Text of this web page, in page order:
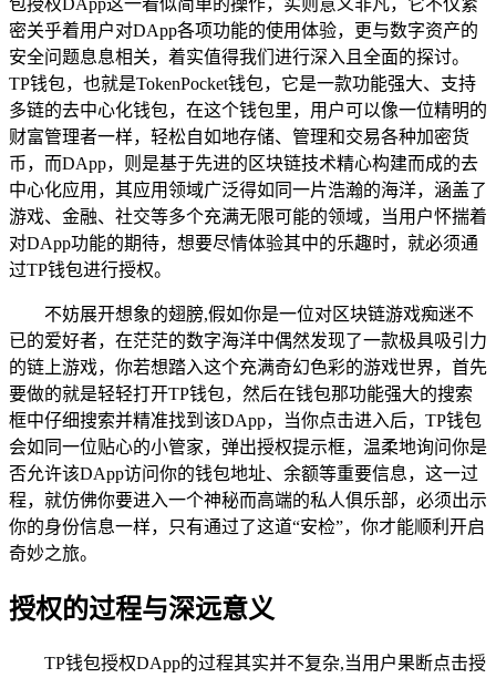
密关乎着用户对DApp各项功能的使用体验，更与数字资产的
安全问题息息相关，着实值得我们进行深入且全面的探讨。
TP钱包，也就是TokenPocket钱包，它是一款功能强大、支持
多链的去中心化钱包，在这个钱包里，用户可以像一位精明的
财富管理者一样，轻松自如地存储、管理和交易各种加密货
币，而DApp，则是基于先进的区块链技术精心构建而成的去
中心化应用，其应用领域广泛得如同一片浩瀚的海洋，涵盖了
游戏、金融、社交等多个充满无限可能的领域，当用户怀揣着
对DApp功能的期待，想要尽情体验其中的乐趣时，就必须通
过TP钱包进行授权。
不妨展开想象的翅膀,假如你是一位对区块链游戏痴迷不
已的爱好者，在茫茫的数字海洋中偶然发现了一款极具吸引力
的链上游戏，你若想踏入这个充满奇幻色彩的游戏世界，首先
要做的就是轻轻打开TP钱包，然后在钱包那功能强大的搜索
框中仔细搜索并精准找到该DApp，当你点击进入后，TP钱包
会如同一位贴心的小管家，弹出授权提示框，温柔地询问你是
否允许该DApp访问你的钱包地址、余额等重要信息，这一过
程，就仿佛你要进入一个神秘而高端的私人俱乐部，必须出示
你的身份信息一样，只有通过了这道“安检”，你才能顺利开启
奇妙之旅。
授权的过程与深远意义
TP钱包授权DApp的过程其实并不复杂,当用户果断点击授